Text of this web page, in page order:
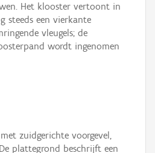
Het klooster vertoont in
steeds een vierkante
vleugels; de
wordt ingenomen
zuidgerichte voorgevel,
plattegrond beschrijft een